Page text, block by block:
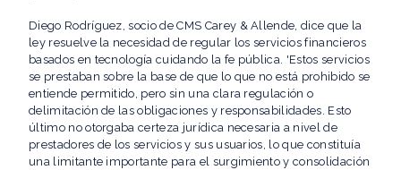
Diego Rodríguez, socio de CMS Carey & Allende, dice que la
ley resuelve la necesidad de regular los servicios financieros
basados en tecnología cuidando la fe pública. 'Estos servicios
se prestaban sobre la base de que lo que no está prohibido se
entiende permitido, pero sin una clara regulación o
delimitación de las obligaciones y responsabilidades. Esto
último no otorgaba certeza jurídica necesaria a nivel de
prestadores de los servicios y sus usuarios, lo que constituía
una limitante importante para el surgimiento y consolidación